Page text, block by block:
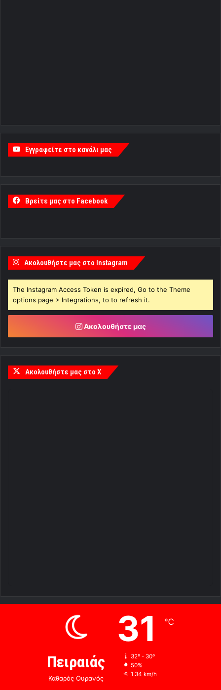
Εγγραφείτε στο κανάλι μας
Βρείτε μας στο Facebook
Ακολουθήστε μας στο Instagram
The Instagram Access Token is expired, Go to the Theme
options page > Integrations, to to refresh it.
Ακολουθήστε μας
Ακολουθήστε μας στο X
Πειραιάς
Καθαρός Ουρανός
31 ℃
32º - 30º
50%
1.34 km/h